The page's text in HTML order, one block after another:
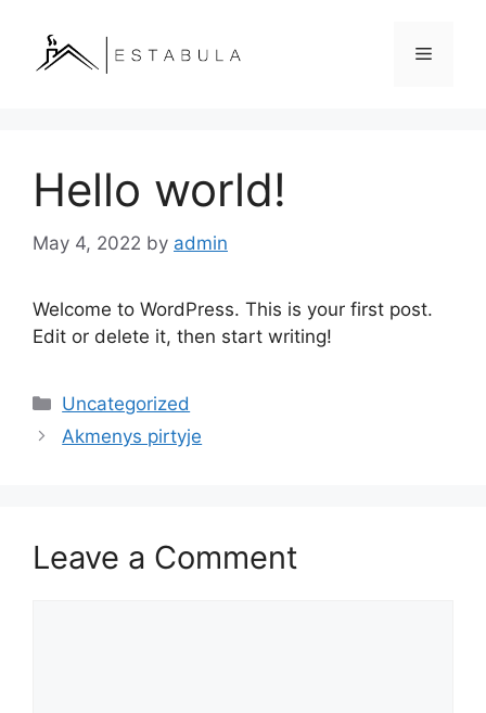
Hello world!
May 4, 2022 by admin
Welcome to WordPress. This is your first post.
Edit or delete it, then start writing!
Uncategorized
Akmenys pirtyje
Leave a Comment